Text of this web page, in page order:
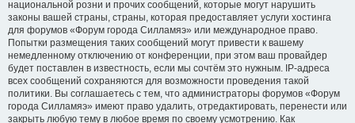
национальной розни и прочих сообщений, которые могут нарушить
законы вашей страны, страны, которая предоставляет услуги хостинга
для форумов «Форум города Силламяэ» или международное право.
Попытки размещения таких сообщений могут привести к вашему
немедленному отключению от конференции, при этом ваш провайдер
будет поставлен в известность, если мы сочтём это нужным. IP-адреса
всех сообщений сохраняются для возможности проведения такой
политики. Вы соглашаетесь с тем, что администраторы форумов «Форум
города Силламяэ» имеют право удалить, отредактировать, перенести или
закрыть любую тему в любое время по своему усмотрению. Как